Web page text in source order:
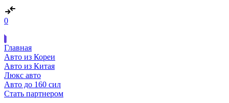
0
Главная
Авто из Кореи
Авто из Китая
Люкс авто
Авто до 160 сил
Стать партнером